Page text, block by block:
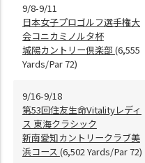
9/8-9/11
日本女子プロゴルフ選手権大
会コニカミノルタ杯
城陽カントリー倶楽部 (6,555
Yards/Par 72)
9/16-9/18
第53回住友生命Vitalityレディ
ス 東海クラシック
新南愛知カントリークラブ美
浜コース (6,502 Yards/Par 72)